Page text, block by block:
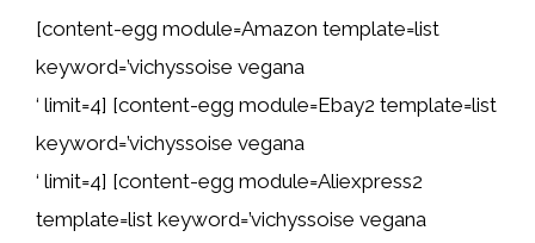
[content-egg module=Amazon template=list
keyword=’vichyssoise vegana
‘ limit=4] [content-egg module=Ebay2 template=list
keyword=’vichyssoise vegana
‘ limit=4] [content-egg module=Aliexpress2
template=list keyword=’vichyssoise vegana